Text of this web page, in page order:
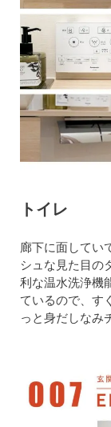
トイレ
廊下に面してい
シュな見た目の
利な温水洗浄機
ているので、す
っと身だしなみ